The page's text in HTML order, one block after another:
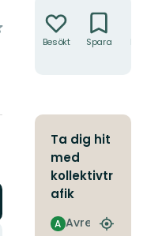
Besökt Spara
Ta dig hit
med
kollektivtr
afik
Avresa
A
Hitta